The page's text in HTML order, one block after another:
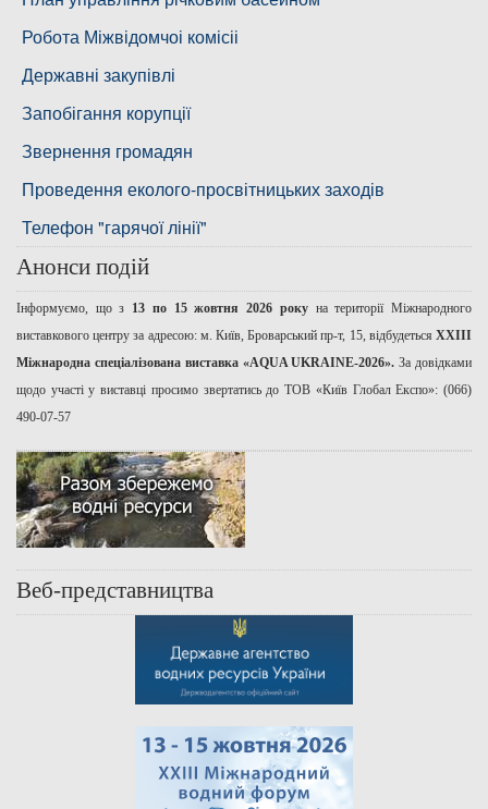
Басейнова рада нижнього Дніпра
Басейнова рада річок Причорномор'я
Робота Міжвідомчоі комісіі
Державні закупівлі
Запобігання корупції
Звернення громадян
Проведення еколого-просвітницьких заходів
Телефон "гарячої лінії"
Анонси подій
Інформуємо, що з 13 по 15 жовтня 2026 рокуна території Міжнародного
виставкового центру за адресою: м. Київ, Броварський пр-т, 15, відбудеться ХХІІІ
Міжнародна спеціалізована виставка «AQUA UKRAINE-2026».За довідками
щодо участі у виставці просимо звертатись до ТОВ «Київ Глобал Експо»: (066)
490-07-57
Веб-представництва